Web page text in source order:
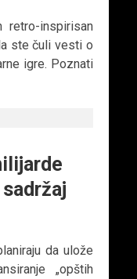
retro-inspirisan
ste čuli vesti o
igre. Poznati
da ulože
„opštih